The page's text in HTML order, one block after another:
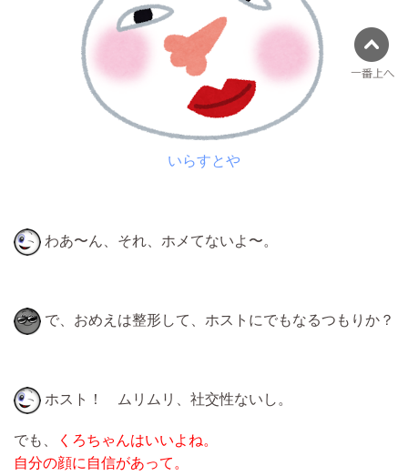
いらすとや
わあ〜ん、それ、ホメてないよ〜。
で、おめえは整形して、ホストにでもなるつもりか？
ホスト！ ムリムリ、社交性ないし。
でも、
くろちゃんはいいよね。
自分の顔に自信があって。